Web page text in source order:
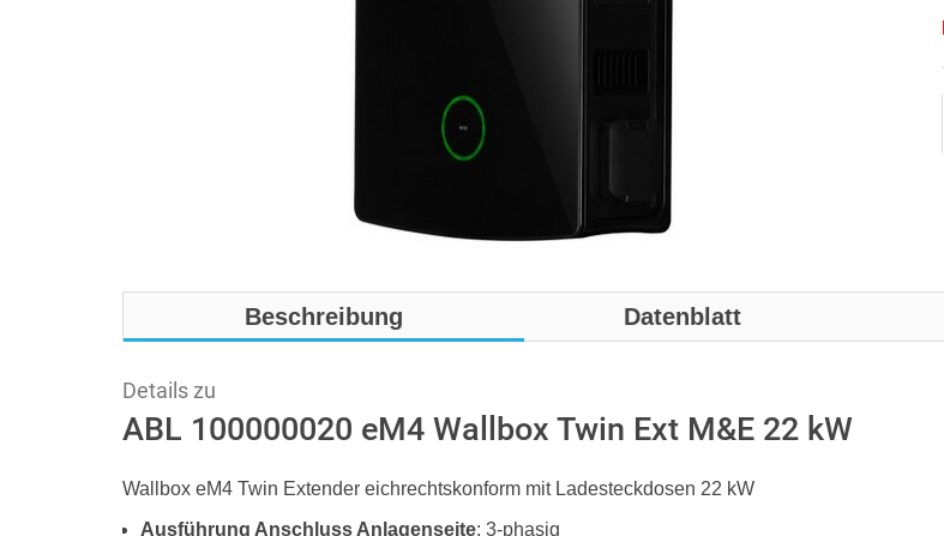
Beschreibung Datenblatt
Details zu
ABL 100000020 eM4 Wallbox Twin Ext M&E 22 kW
Wallbox eM4 Twin Extender eichrechtskonform mit Ladesteckdosen 22 kW
Ausführung Anschluss Anlagenseite: 3-phasig